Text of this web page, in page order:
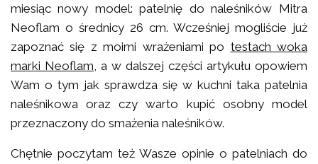
miesiąc nowy model: patelnię do naleśników Mitra
Neoflam o średnicy 26 cm. Wcześniej mogliście już
zapoznać się z moimi wrażeniami po testach woka
marki Neoflam , a w dalszej części artykułu opowiem
Wam o tym jak sprawdza się w kuchni taka patelnia
naleśnikowa oraz czy warto kupić osobny model
przeznaczony do smażenia naleśników.
Chętnie poczytam też Wasze opinie o patelniach do